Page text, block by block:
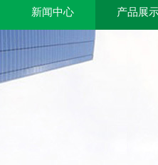
新闻中心 产品展